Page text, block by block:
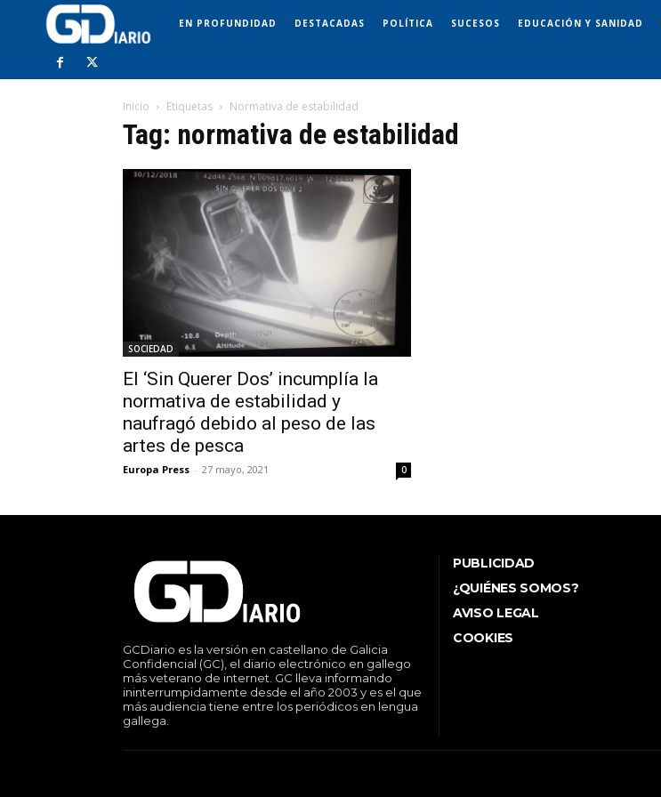
EN PROFUNDIDAD DESTACADAS POLÍTICA SUCESOS EDUCACIÓN Y SANIDAD
Inicio Etiquetas Normativa de estabilidad
Tag: normativa de estabilidad
SOCIEDAD
El ‘Sin Querer Dos’ incumplía la
normativa de estabilidad y
naufragó debido al peso de las
artes de pesca
Europa Press - 27 mayo, 2021 0
GCDiario es la versión en castellano de Galicia
Confidencial (GC), el diario electrónico en gallego
más veterano de internet. GC lleva informando
ininterrumpidamente desde el año 2003 y es el que
más audiencia tiene entre los periódicos en lengua
gallega.
PUBLICIDAD
¿QUIÉNES SOMOS?
AVISO LEGAL
COOKIES